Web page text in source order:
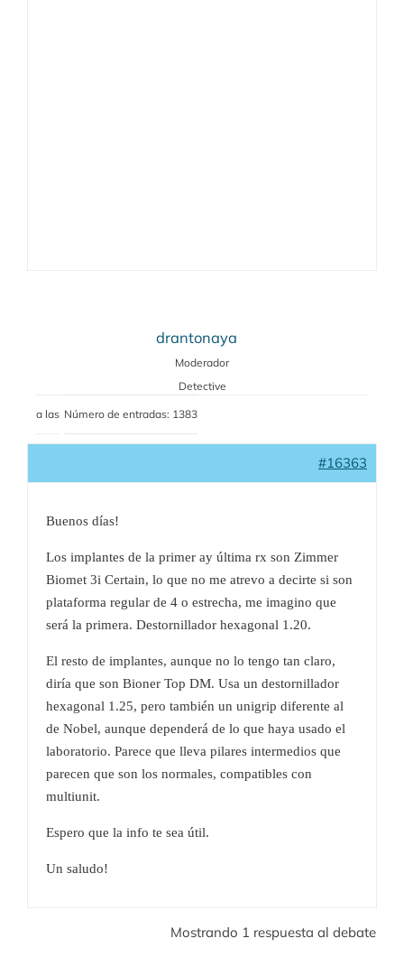
drantonaya
Moderador
Detective
a las Número de entradas: 1383
#16363
Buenos días!
Los implantes de la primer ay última rx son Zimmer
Biomet 3i Certain, lo que no me atrevo a decirte si son
plataforma regular de 4 o estrecha, me imagino que
será la primera. Destornillador hexagonal 1.20.
El resto de implantes, aunque no lo tengo tan claro,
diría que son Bioner Top DM. Usa un destornillador
hexagonal 1.25, pero también un unigrip diferente al
de Nobel, aunque dependerá de lo que haya usado el
laboratorio. Parece que lleva pilares intermedios que
parecen que son los normales, compatibles con
multiunit.
Espero que la info te sea útil.
Un saludo!
Mostrando 1 respuesta al debate